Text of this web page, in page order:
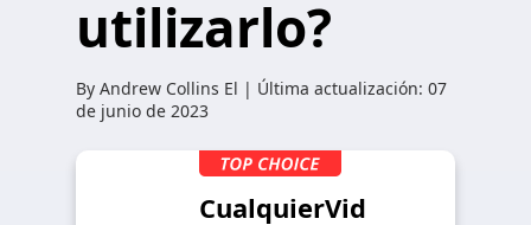
utilizarlo?
By Andrew Collins El | Última actualización: 07
de junio de 2023
CualquierVid